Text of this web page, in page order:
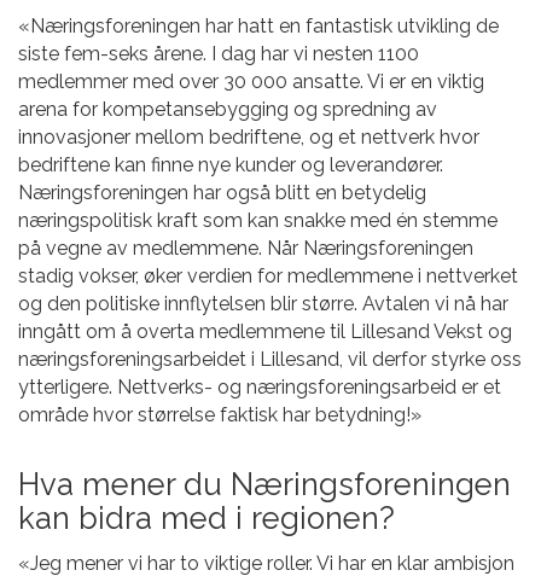
«Næringsforeningen har hatt en fantastisk utvikling de
siste fem-seks årene. I dag har vi nesten 1100
medlemmer med over 30 000 ansatte. Vi er en viktig
arena for kompetansebygging og spredning av
innovasjoner mellom bedriftene, og et nettverk hvor
bedriftene kan finne nye kunder og leverandører.
Næringsforeningen har også blitt en betydelig
næringspolitisk kraft som kan snakke med én stemme
på vegne av medlemmene. Når Næringsforeningen
stadig vokser, øker verdien for medlemmene i nettverket
og den politiske innflytelsen blir større. Avtalen vi nå har
inngått om å overta medlemmene til Lillesand Vekst og
næringsforeningsarbeidet i Lillesand, vil derfor styrke oss
ytterligere. Nettverks- og næringsforeningsarbeid er et
område hvor størrelse faktisk har betydning!»
Hva mener du Næringsforeningen
kan bidra med i regionen?
«Jeg mener vi har to viktige roller. Vi har en klar ambisjon